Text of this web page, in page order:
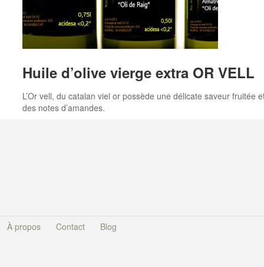
Huile d’olive vierge extra OR VELL
L’Or vell, du catalan viel or possède une délicate saveur fruitée
des notes d’amandes.
À propos Contact Blog